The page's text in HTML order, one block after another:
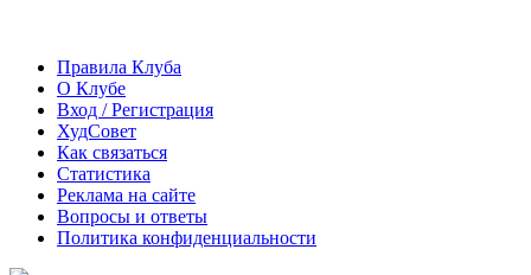
Правила Клуба
О Клубе
Вход / Регистрация
ХудСовет
Как связаться
Статистика
Реклама на сайте
Вопросы и ответы
Политика конфиденциальности